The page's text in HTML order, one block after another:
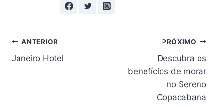
Navegação
de
ANTERIOR
Janeiro Hotel
PRÓXIMO
Descubra os
benefícios de morar
no Sereno
Copacabana